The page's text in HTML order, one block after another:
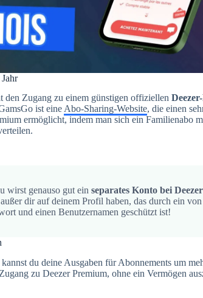
den Zugang zu einem günstigen offiziellen
ist eineAbo-Sharing-Website, die einen
ermöglicht, indem man sich ein Familienabo
wirst genauso gut einseparates Konto bei Deezer
dir auf deinem Profil haben, das durch ein
und einen Benutzernamen geschützt ist!
du deine Ausgaben für Abonnements um
zu Deezer Premium, ohne ein Vermögen